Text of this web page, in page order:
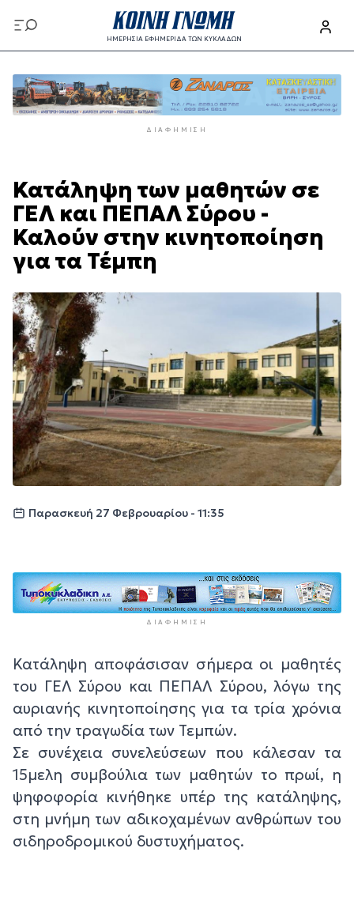
προς
το
περιεχόμενο
ΗΜΕΡΗΣΙΑ ΕΦΗΜΕΡΙΔΑ ΤΩΝ ΚΥΚΛΑΔΩΝ
προς
το
κυρίως
ΔΙΑΦΉΜΙΣΗ
Κατάληψη των μαθητών σε
ΓΕΛ και ΠΕΠΑΛ Σύρου -
Καλούν στην κινητοποίηση
για τα Τέμπη
Παρασκευή 27 Φεβρουαρίου - 11:35
ΔΙΑΦΉΜΙΣΗ
Κατάληψη αποφάσισαν σήμερα οι μαθητές
του ΓΕΛ Σύρου και ΠΕΠΑΛ Σύρου, λόγω της
αυριανής κινητοποίησης για τα τρία χρόνια
από την τραγωδία των Τεμπών.
Σε συνέχεια συνελεύσεων που κάλεσαν τα
15μελη συμβούλια των μαθητών το πρωί, η
ψηφοφορία κινήθηκε υπέρ της κατάληψης,
στη μνήμη των αδικοχαμένων ανθρώπων του
σιδηροδρομικού δυστυχήματος.